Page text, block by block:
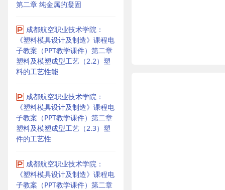
第二章 纯金属的凝固
成都航空职业技术学院：
《塑料模具设计及制造》课程电
子教案（PPT教学课件）第二章
塑料及模塑成型工艺（2.2）塑
料的工艺性能
成都航空职业技术学院：
《塑料模具设计及制造》课程电
子教案（PPT教学课件）第二章
塑料及模塑成型工艺（2.3）塑
件的工艺性
成都航空职业技术学院：
《塑料模具设计及制造》课程电
子教案（PPT教学课件）第二章